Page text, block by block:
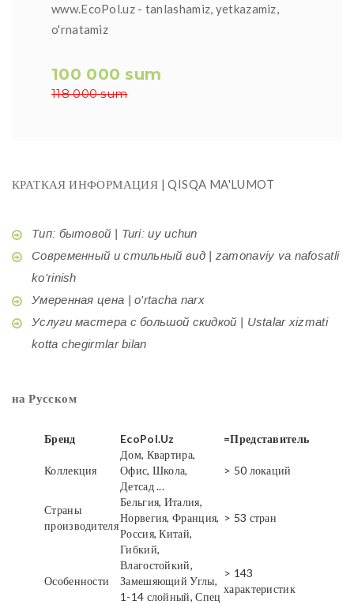
www.EcoPol.uz - tanlashamiz, yetkazamiz,
o'rnatamiz
100 000 sum
118 000 sum
КРАТКАЯ ИНФОРМАЦИЯ | QISQA MA'LUMOT
Тип: бытовой | Turi: uy uchun
Современный и стильный вид | zamonaviy va nafosatli
ko'rinish
Умеренная цена | o'rtacha narx
Услуги мастера с большой скидкой | Ustalar xizmati
kotta chegirmlar bilan
на Русском
Бренд EcoPol.Uz =Представитель
Коллекция
Дом, Квартира,
Офис, Школа,
Детсад ...
> 50 локаций
Страны
производителя
Бельгия, Италия,
Норвегия, Франция,
Россия, Китай,
> 53 стран
Особенности
Гибкий,
Влагостойкий,
Замешяющий Углы,
1-14 слойный, Спец
> 143
характеристик